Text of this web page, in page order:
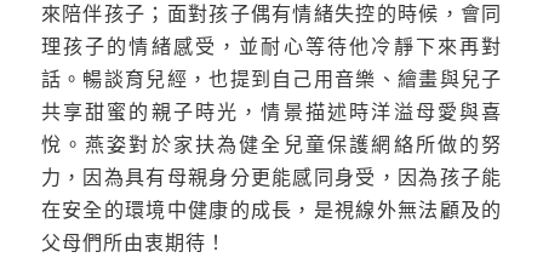
來陪伴孩子；面對孩子偶有情緒失控的時候，會同
理孩子的情緒感受，並耐心等待他冷靜下來再對
話。暢談育兒經，也提到自己用音樂、繪畫與兒子
共享甜蜜的親子時光，情景描述時洋溢母愛與喜
悅。燕姿對於家扶為健全兒童保護網絡所做的努
力，因為具有母親身分更能感同身受，因為孩子能
在安全的環境中健康的成長，是視線外無法顧及的
父母們所由衷期待！